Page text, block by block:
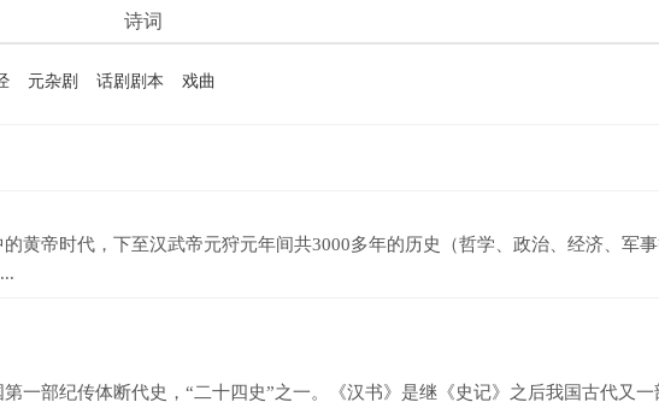
诗词
元杂剧 话剧剧本 戏曲
帝时代，下至汉武帝元狩元年间共3000多年的历史（哲学、政治、经济、军
部纪传体断代史，“二十四史”之一。《汉书》是继《史记》之后我国古代又一